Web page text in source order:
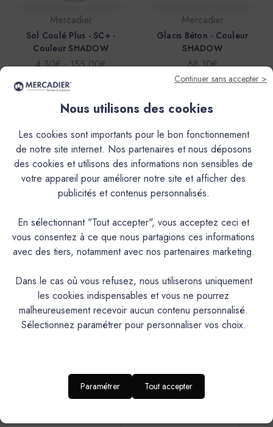
Mercadier
Sol Coulé Plus - SC+ -
Couleur SHADOW
4,30€ - 155,00€
Mercadier
Glacis Béton - Couleur
SHADOW
68,10€
Mercadier
Mercadier - Solix-SC+ 20Kg -
159,70€
Mercadier
Béton Ciré - Sol Coulé SC+ -
Shadow - Dose Essai
34,60€
Continuer sans accepter >
Nous utilisons des cookies
Les cookies sont importants pour le bon fonctionnement
de notre site internet. Nos partenaires et nous déposons
des cookies et utilisons des informations non sensibles de
votre appareil pour améliorer notre site et afficher des
publicités et contenus personnalisés.
En sélectionnant "Tout accepter", vous acceptez ceci et
vous consentez à ce que nous partagions ces informations
avec des tiers, notamment avec nos partenaires marketing.
Dans le cas où vous refusez, nous utiliserons uniquement
les cookies indispensables et vous ne pourrez
malheureusement recevoir aucun contenu personnalisé.
Sélectionnez paramétrer pour personnaliser vos choix.
Paramétrer Tout accepter